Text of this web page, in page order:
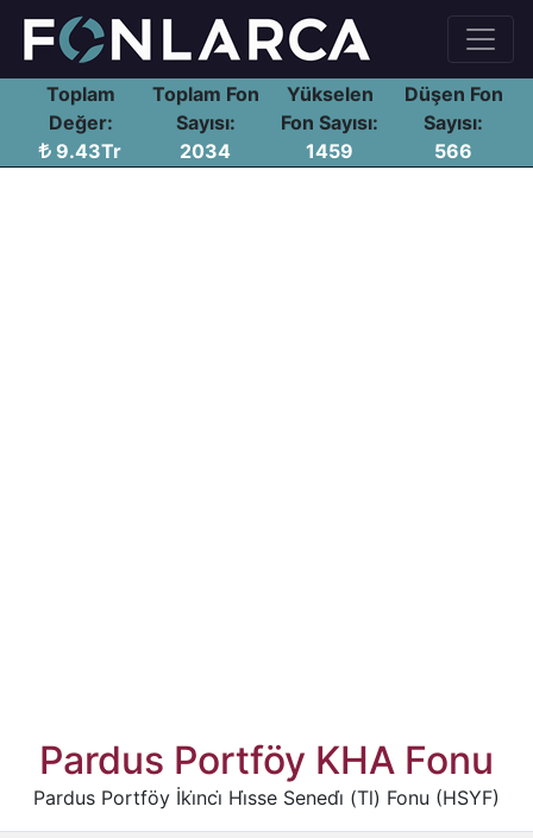
Toplam
Değer:
9.43Tr
Toplam Fon
Sayısı:
2034
Yükselen
Fon Sayısı:
1459
Düşen Fon
Sayısı:
566
Pardus Portföy KHA Fonu
Pardus Portföy İki̇nci̇ Hi̇sse Senedi̇ (Tl) Fonu (HSYF)